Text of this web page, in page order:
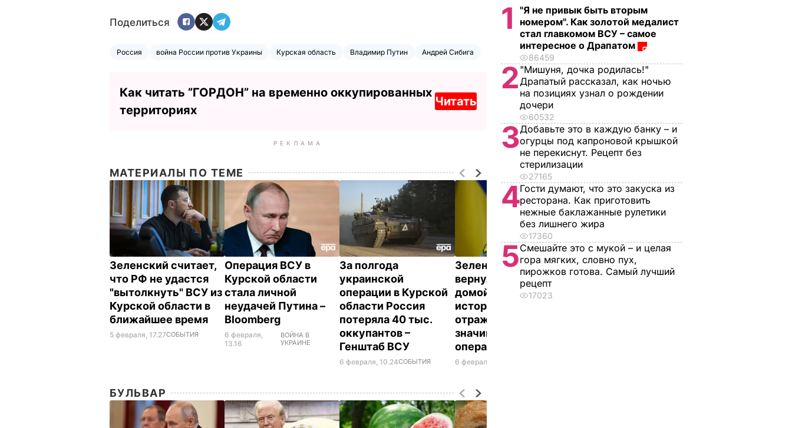
Поделиться
Россия война России против Украины Курская область Владимир Путин Андрей Сибига
Как читать ”ГОРДОН” на временно оккупированных
территориях
Читать
РЕКЛАМА
МАТЕРИАЛЫ ПО ТЕМЕ
Зеленский считает,
что РФ не удастся
"вытолкнуть" ВСУ из
Курской области в
ближайшее время
5 февраля, 17.27СОБЫТИЯ
Операция ВСУ в
Курской области
стала личной
неудачей Путина –
Bloomberg
6 февраля,
13.16
ВОЙНА В
УКРАИНЕ
За полгода
украинской
операции в Курской
области Россия
потеряла 40 тыс.
оккупантов –
Генштаб ВСУ
6 февраля, 10.24СОБЫТИЯ
Зеленский: Мы
вернули войну
домой – в РФ. В
истории будет
отражена
значимость Курской
операции
6 февраля, 18.55
БУЛЬВАР
1
"Я не привык быть вторым
номером". Как золотой медалист
стал главкомом ВСУ – самое
интересное о Драпатом
86459
2 "Мишуня, дочка родилась!"
Драпатый рассказал, как ночью
на позициях узнал о рождении
дочери
60532
3Добавьте это в каждую банку – и
огурцы под капроновой крышкой
не перекиснут. Рецепт без
стерилизации
27165
4Гости думают, что это закуска из
ресторана. Как приготовить
нежные баклажанные рулетики
без лишнего жира
17360
5Смешайте это с мукой – и целая
гора мягких, словно пух,
пирожков готова. Самый лучший
рецепт
17023